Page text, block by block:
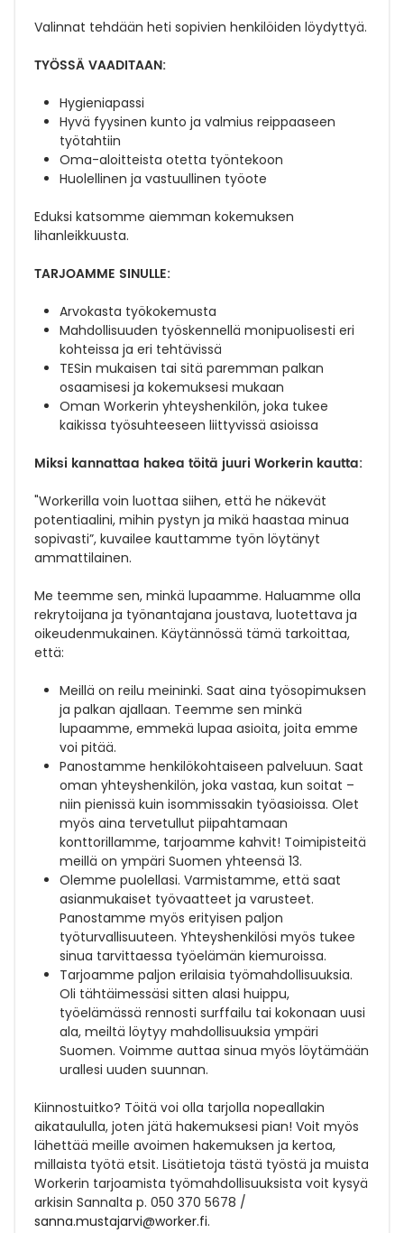
Valinnat tehdään heti sopivien henkilöiden löydyttyä.
TYÖSSÄ VAADITAAN:
Hygieniapassi
Hyvä fyysinen kunto ja valmius reippaaseen
työtahtiin
Oma-aloitteista otetta työntekoon
Huolellinen ja vastuullinen työote
Eduksi katsomme aiemman kokemuksen
lihanleikkuusta.
TARJOAMME SINULLE:
Arvokasta työkokemusta
Mahdollisuuden työskennellä monipuolisesti eri
kohteissa ja eri tehtävissä
TESin mukaisen tai sitä paremman palkan
osaamisesi ja kokemuksesi mukaan
Oman Workerin yhteyshenkilön, joka tukee
kaikissa työsuhteeseen liittyvissä asioissa
Miksi kannattaa hakea töitä juuri Workerin kautta:
"Workerilla voin luottaa siihen, että he näkevät
potentiaalini, mihin pystyn ja mikä haastaa minua
sopivasti”, kuvailee kauttamme työn löytänyt
ammattilainen.
Me teemme sen, minkä lupaamme. Haluamme olla
rekrytoijana ja työnantajana joustava, luotettava ja
oikeudenmukainen. Käytännössä tämä tarkoittaa,
että:
Meillä on reilu meininki. Saat aina työsopimuksen
ja palkan ajallaan. Teemme sen minkä
lupaamme, emmekä lupaa asioita, joita emme
voi pitää.
Panostamme henkilökohtaiseen palveluun. Saat
oman yhteyshenkilön, joka vastaa, kun soitat –
niin pienissä kuin isommissakin työasioissa. Olet
myös aina tervetullut piipahtamaan
konttorillamme, tarjoamme kahvit! Toimipisteitä
meillä on ympäri Suomen yhteensä 13.
Olemme puolellasi. Varmistamme, että saat
asianmukaiset työvaatteet ja varusteet.
Panostamme myös erityisen paljon
työturvallisuuteen. Yhteyshenkilösi myös tukee
sinua tarvittaessa työelämän kiemuroissa.
Tarjoamme paljon erilaisia työmahdollisuuksia.
Oli tähtäimessäsi sitten alasi huippu,
työelämässä rennosti surffailu tai kokonaan uusi
ala, meiltä löytyy mahdollisuuksia ympäri
Suomen. Voimme auttaa sinua myös löytämään
urallesi uuden suunnan.
Kiinnostuitko? Töitä voi olla tarjolla nopeallakin
aikataululla, joten jätä hakemuksesi pian! Voit myös
lähettää meille avoimen hakemuksen ja kertoa,
millaista työtä etsit. Lisätietoja tästä työstä ja muista
Workerin tarjoamista työmahdollisuuksista voit kysyä
arkisin Sannalta p. 050 370 5678 /
sanna.mustajarvi@worker.fi.